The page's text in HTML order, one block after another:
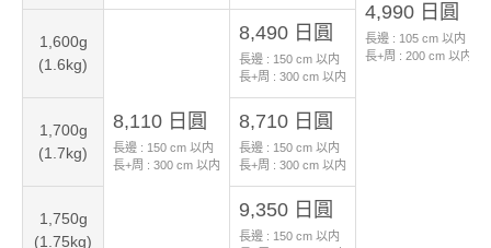
4,990 日圓
長邊 : 105 cm 以内
長+周 : 200 cm 以内
1,600g
(1.6kg)
8,110 日圓
長邊 : 150 cm 以内
長+周 : 300 cm 以内
8,490 日圓
長邊 : 150 cm 以内
長+周 : 300 cm 以内
1,700g
(1.7kg)
8,710 日圓
長邊 : 150 cm 以内
長+周 : 300 cm 以内
1,750g
(1.75kg)
9,350 日圓
長邊 : 150 cm 以内